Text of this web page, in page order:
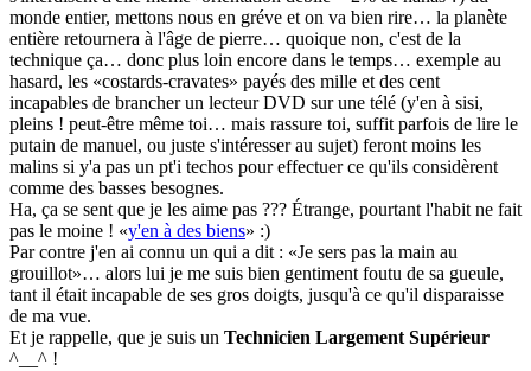
monde entier, mettons nous en gréve et on va bien rire… la planète
entière retournera à l'âge de pierre… quoique non, c'est de la
technique ça… donc plus loin encore dans le temps… exemple au
hasard, les «costards-cravates» payés des mille et des cent
incapables de brancher un lecteur DVD sur une télé (y'en à sisi,
pleins ! peut-être même toi… mais rassure toi, suffit parfois de lire le
putain de manuel, ou juste s'intéresser au sujet) feront moins les
malins si y'a pas un pt'i techos pour effectuer ce qu'ils considèrent
comme des basses besognes.
Ha, ça se sent que je les aime pas ??? Étrange, pourtant l'habit ne fait
pas le moine ! «y'en à des biens» :)
Par contre j'en ai connu un qui a dit : «Je sers pas la main au
grouillot»… alors lui je me suis bien gentiment foutu de sa gueule,
tant il était incapable de ses gros doigts, jusqu'à ce qu'il disparaisse
de ma vue.
Et je rappelle, que je suis un Technicien Largement Supérieur
^__^ !